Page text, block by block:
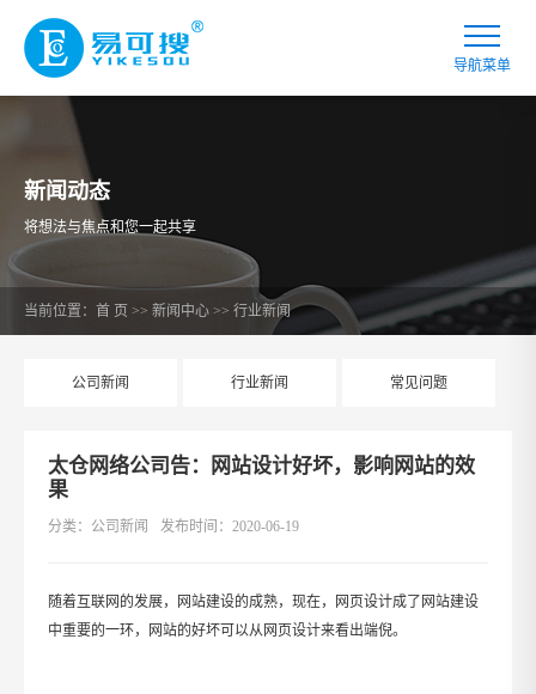
新闻动态
将想法与焦点和您一起共享
当前位置： 首 页 >> 新闻中心 >> 行业新闻
公司新闻 行业新闻 常见问题
太仓网络公司告：网站设计好坏，影响网站的效
果
分类：公司新闻 发布时间：2020-06-19
随着互联网的发展，网站建设的成熟，现在，网页设计成了网站建设
中重要的一环，网站的好坏可以从网页设计来看出端倪。